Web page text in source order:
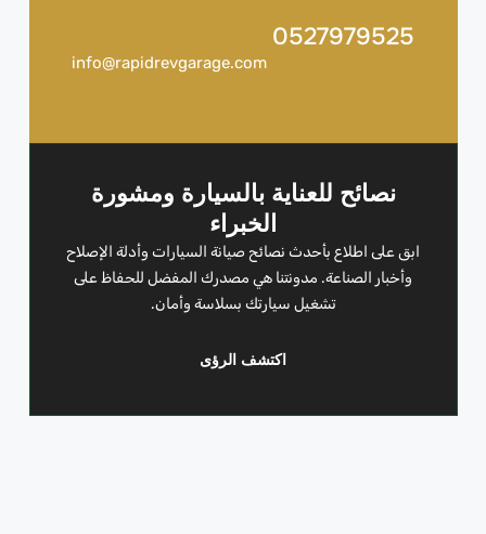
0527979525
info@rapidrevgarage.com
نصائح للعناية بالسيارة ومشورة
الخبراء
ابق على اطلاع بأحدث نصائح صيانة السيارات وأدلة الإصلاح
وأخبار الصناعة. مدونتنا هي مصدرك المفضل للحفاظ على
تشغيل سيارتك بسلاسة وأمان.
اكتشف الرؤى